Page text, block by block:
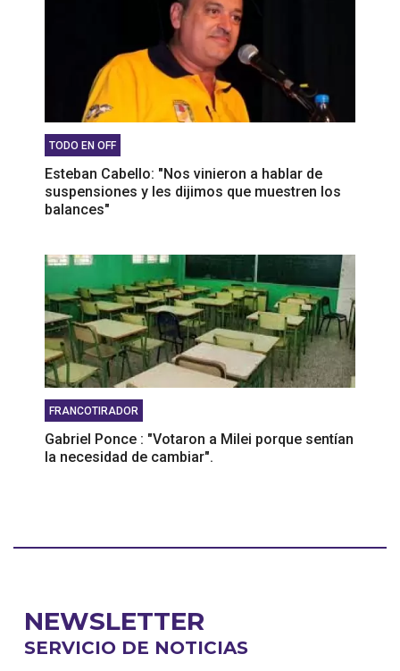
TODO EN OFF
Esteban Cabello: "Nos vinieron a hablar de
suspensiones y les dijimos que muestren los
balances"
FRANCOTIRADOR
Gabriel Ponce : "Votaron a Milei porque sentían
la necesidad de cambiar".
NEWSLETTER
SERVICIO DE NOTICIAS